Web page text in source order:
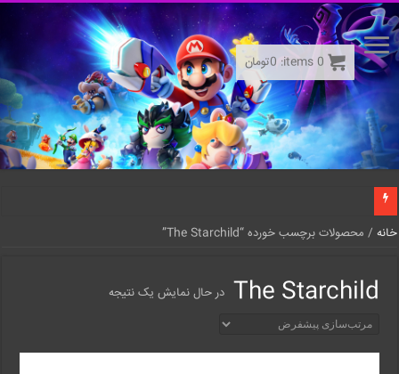
خانه / محصولات برچسب خورده “The Starchild”
The Starchild در حال نمایش یک نتیجه
0
items:
0تومان